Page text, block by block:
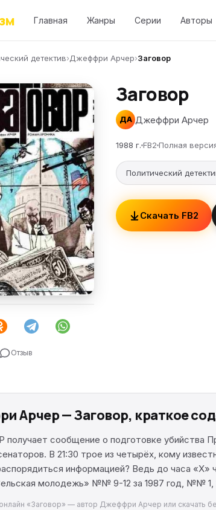
Главная Жанры Серии Авторы
детектив›Джеффри Арчер›Заговор
Отзыв
Заговор
ДА Джеффри Арчер
1988 г. FB2 Полная
Политический
Скачать FB2
Арчер — Заговор, краткое
получает сообщение о подготовке убийства
В 21:30 трое из четырёх, кому
информацией? Ведь до часа «Х»
молодежь» №№ 9-12 за 1987 год, №№ 1,
онлайн «Заговор» — автор Джеффри Арчер или скачать